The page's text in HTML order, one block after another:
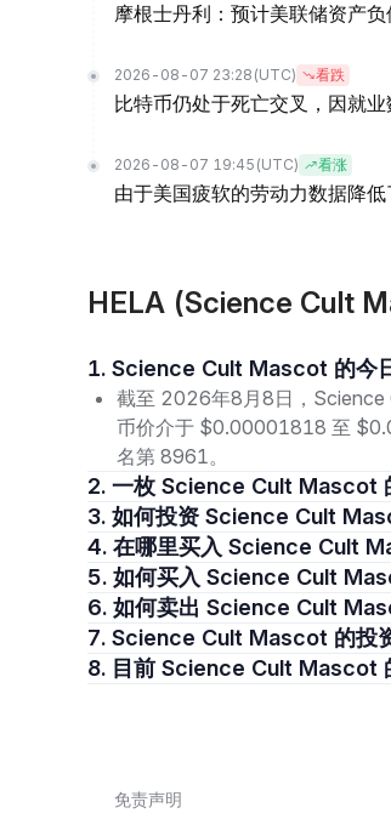
摩根士丹利：预计美联储资产
2026-08-07 23:28 (UTC) 看跌
比特币仍处于死亡交叉，因就
2026-08-07 19:45 (UTC) 看涨
由于美国疲软的劳动力数据降
HELA (Science Cult
1. Science Cult Mascot 的今
截至 2026年8月8日，Science
币价介于 $0.00001818 至
名第 8961。
2. 一枚 Science Cult Mascot
3. 如何投资 Science Cult
4. 在哪里买入 Science Cult
5. 如何买入 Science Cult
6. 如何卖出 Science Cult
7. Science Cult Mascot 的投
8. 目前 Science Cult Mascot
免责声明